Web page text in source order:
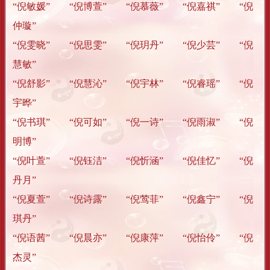
“倪敏媛” “倪博萱” “倪慕薇” “倪嘉祺” “倪
仲璇”
“倪雯晓” “倪思雯” “倪玥丹” “倪少芸” “倪
慧敏”
“倪舒影” “倪慧沁” “倪宇林” “倪睿瑶” “倪
宇晔”
“倪书琪” “倪可如” “倪一诗” “倪雨淑” “倪
明博”
“倪叶萱” “倪钰洁” “倪忻涵” “倪佳忆” “倪
丹月”
“倪夏萱” “倪诗露” “倪莺菲” “倪鑫宁” “倪
琪丹”
“倪语茜” “倪晨亦” “倪康萍” “倪怡伶” “倪
杰灵”